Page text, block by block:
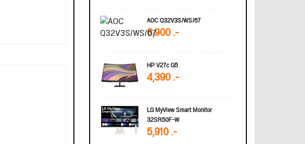
AOC Q32V3S/WS/67
6,900 .-
HP V27c G5
4,390 .-
LG MyView Smart Monitor
32SR50F-W
5,910 .-